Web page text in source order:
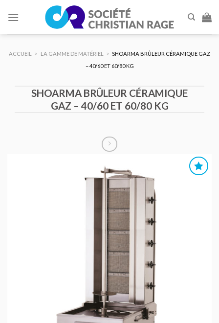
ACCUEIL > LA GAMME DE MATÉRIEL > SHOARMA BRÛLEUR CÉRAMIQUE GAZ
– 40/60 ET 60/80 KG
SHOARMA BRÛLEUR CÉRAMIQUE
GAZ – 40/60 ET 60/80 KG